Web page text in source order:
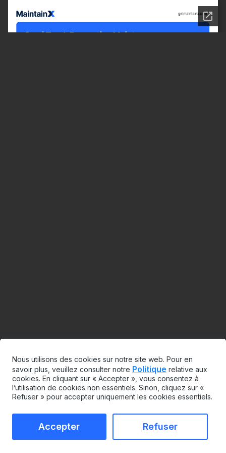
Nous utilisons des cookies sur notre site web. Pour en
savoir plus, veuillez consulter notre Politique relative aux
cookies. En cliquant sur « Accepter », vous consentez à
l’utilisation de cookies non essentiels. Sinon, cliquez sur «
Refuser » pour accepter uniquement les cookies essentiels.
Accepter Refuser